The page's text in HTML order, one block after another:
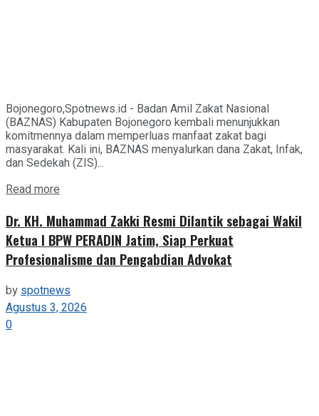
Bojonegoro,Spotnews.id - Badan Amil Zakat Nasional
(BAZNAS) Kabupaten Bojonegoro kembali menunjukkan
komitmennya dalam memperluas manfaat zakat bagi
masyarakat. Kali ini, BAZNAS menyalurkan dana Zakat, Infak,
dan Sedekah (ZIS)...
Read more
Dr. KH. Muhammad Zakki Resmi Dilantik sebagai Wakil
Ketua I BPW PERADIN Jatim, Siap Perkuat
Profesionalisme dan Pengabdian Advokat
byspotnews
Agustus 3, 2026
0